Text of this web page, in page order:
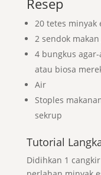
20 tetes minyak
2 sendok
4 bungkus
atau biosa
Air
Stoples
sekrup
Tutorial
Didihkan 1